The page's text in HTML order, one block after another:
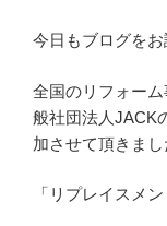
今日もブログをお
全国のリフォー
般社団法人JACK
加させて頂きまし
「リプレイスメン